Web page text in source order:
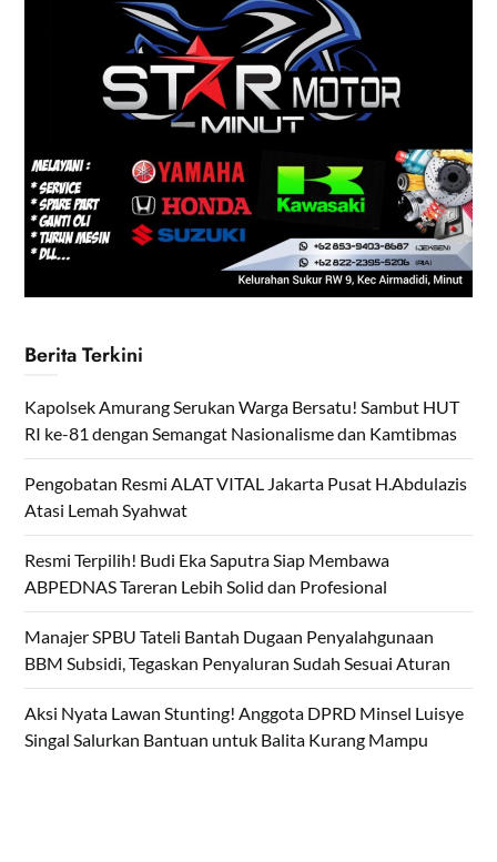
Berita Terkini
Kapolsek Amurang Serukan Warga Bersatu! Sambut HUT
RI ke-81 dengan Semangat Nasionalisme dan Kamtibmas
Pengobatan Resmi ALAT VITAL Jakarta Pusat H.Abdulazis
Atasi Lemah Syahwat
Resmi Terpilih! Budi Eka Saputra Siap Membawa
ABPEDNAS Tareran Lebih Solid dan Profesional
Manajer SPBU Tateli Bantah Dugaan Penyalahgunaan
BBM Subsidi, Tegaskan Penyaluran Sudah Sesuai Aturan
Aksi Nyata Lawan Stunting! Anggota DPRD Minsel Luisye
Singal Salurkan Bantuan untuk Balita Kurang Mampu